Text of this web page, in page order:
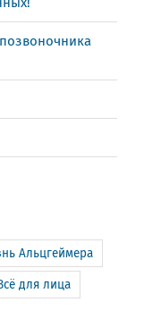
Альцгеймера
для лица